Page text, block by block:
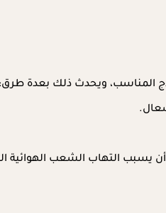
المناسب، ويحدث ذلك بعدة طرق:
أن يسبب التهاب الشعب الهوائية